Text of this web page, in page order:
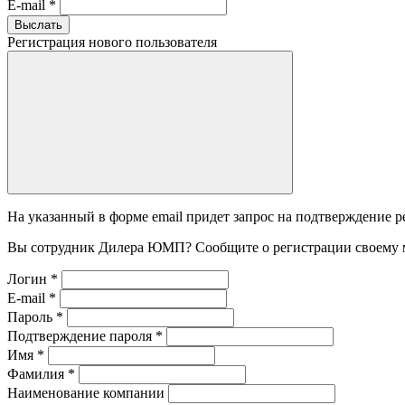
E-mail *
Выслать
Регистрация нового пользователя
На указанный в форме email придет запрос на подтверждение
Вы сотрудник Дилера ЮМП? Сообщите о регистрации своему
Логин *
E-mail *
Пароль *
Подтверждение пароля *
Имя *
Фамилия *
Наименование компании